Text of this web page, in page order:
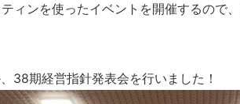
ィンを使ったイベントを開催するので
38期経営指針発表会を行いました！